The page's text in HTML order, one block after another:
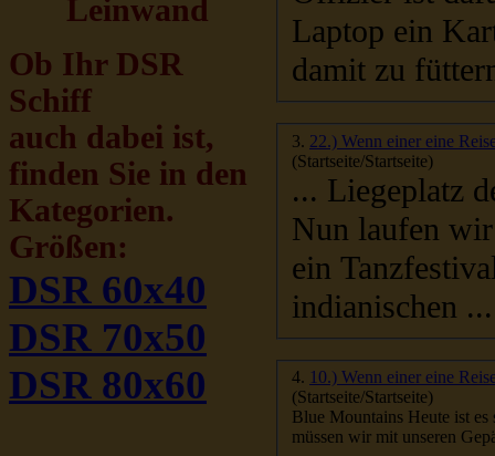
Leinwand
Ob Ihr DSR
Schiff
auch dabei ist,
finden Sie in den
Kategorien.
Größen:
DSR 60x40
DSR 70x50
DSR 80x60
Laptop ein
damit zu
3. 22.) Wenn einer eine
(Startseite/Startseite)
... Liegeplatz
Nun
ein Tanzfestival stattfindet. Es
indianischen ...
4. 10.) Wenn einer eine
(Startseite/Startseite)
Blue Mountains Heute ist
müssen wir mit unseren